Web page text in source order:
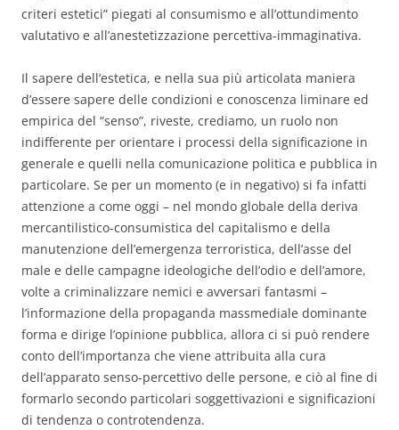
criteri estetici” piegati al consumismo e all’ottundimento
valutativo e all’anestetizzazione percettiva-immaginativa.
Il sapere dell’estetica, e nella sua più articolata maniera
d’essere sapere delle condizioni e conoscenza liminare ed
empirica del “senso”, riveste, crediamo, un ruolo non
indifferente per orientare i processi della significazione in
generale e quelli nella comunicazione politica e pubblica in
particolare. Se per un momento (e in negativo) si fa infatti
attenzione a come oggi – nel mondo globale della deriva
mercantilistico-consumistica del capitalismo e della
manutenzione dell’emergenza terroristica, dell’asse del
male e delle campagne ideologiche dell’odio e dell’amore,
volte a criminalizzare nemici e avversari fantasmi –
l’informazione della propaganda massmediale dominante
forma e dirige l’opinione pubblica, allora ci si può rendere
conto dell’importanza che viene attribuita alla cura
dell’apparato senso-percettivo delle persone, e ciò al fine di
formarlo secondo particolari soggettivazioni e significazioni
di tendenza o controtendenza.